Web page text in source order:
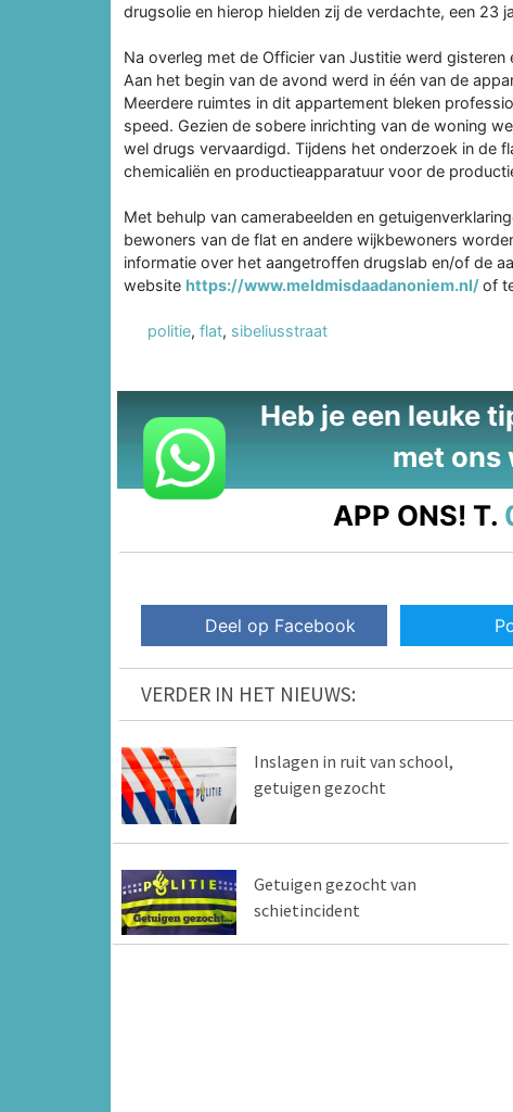
drugsolie en hierop hielden zij de verdachte, een 23
Na overleg met de Officier van Justitie werd
Aan het begin van de avond werd in één van de
Meerdere ruimtes in dit appartement bleken
speed. Gezien de sobere inrichting van de woning
wel drugs vervaardigd. Tijdens het onderzoek in de
chemicaliën en productieapparatuur voor de
Met behulp van camerabeelden en
bewoners van de flat en andere wijkbewoners
informatie over het aangetroffen drugslab en/of de
website https://www.meldmisdaadanoniem.nl/of
politie, flat, sibeliusstraat
Heb je een leuke
met ons
APP ONS! T.
Deel op Facebook
VERDER IN HET NIEUWS:
Inslagen in ruit van school,
getuigen gezocht
Getuigen gezocht van
schietincident